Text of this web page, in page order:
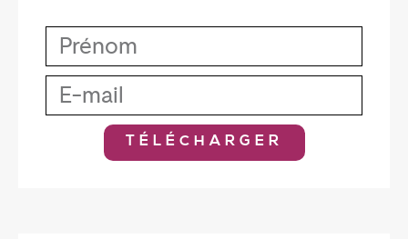
TÉLÉCHARGER